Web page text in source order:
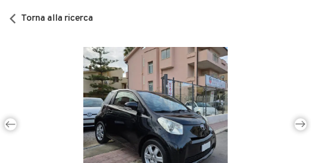
Auto Nuove
Noleggio a lungo termine
Auto d'epoca
Torna alla ricerca